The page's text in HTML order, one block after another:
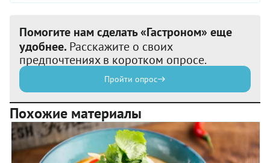
Помогите нам сделать «Гастроном» еще
удобнее. Расскажите о своих
предпочтениях в коротком опросе.
Пройти опрос
Похожие материалы